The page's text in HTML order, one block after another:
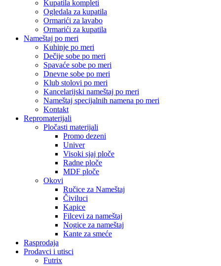
Kupatila kompleti
Ogledala za kupatila
Ormarići za lavabo
Ormarići za kupatila
Nameštaj po meri
Kuhinje po meri
Dečije sobe po meri
Spavaće sobe po meri
Dnevne sobe po meri
Klub stolovi po meri
Kancelarijski nameštaj po meri
Nameštaj specijalnih namena po meri
Kontakt
Repromaterijali
Pločasti materijali
Promo dezeni
Univer
Visoki sjaj ploče
Radne ploče
MDF ploče
Okovi
Ručice za Nameštaj
Čiviluci
Kapice
Filcevi za nameštaj
Nogice za nameštaj
Kante za smeće
Rasprodaja
Prodavci i utisci
Futrix